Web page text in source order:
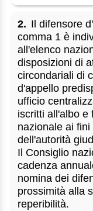
2. Il difensore
comma 1 è
all'elenco
disposizioni di
circondariali di
d'appello
ufficio
iscritti all'albo e
nazionale ai
dell'autorità
Il Consiglio
cadenza
nomina dei
prossimità alla
reperibilità.